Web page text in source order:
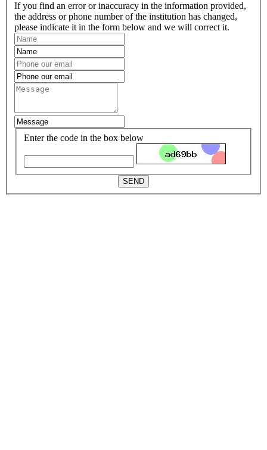
If you find an error or inaccuracy in the information provided,
the address or phone number of the institution has changed,
please indicate it in the form below and we will correct it.
Enter the code in the box below
SEND